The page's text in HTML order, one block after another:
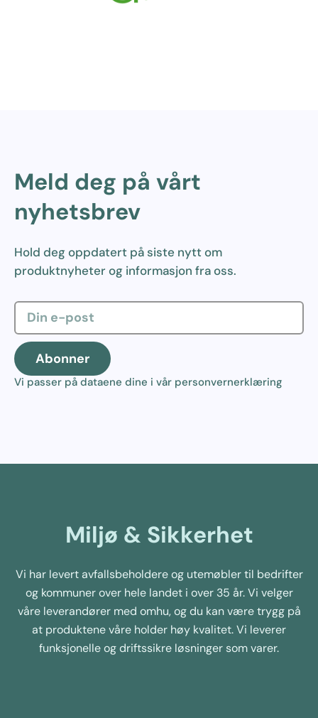
Meld deg på vårt
nyhetsbrev
Hold deg oppdatert på siste nytt om
produktnyheter og informasjon fra oss.
Abonner
Vi passer på dataene dine i vår personvernerklæring
Miljø & Sikkerhet
Vi har levert avfallsbeholdere og utemøbler til bedrifter
og kommuner over hele landet i over 35 år. Vi velger
våre leverandører med omhu, og du kan være trygg på
at produktene våre holder høy kvalitet. Vi leverer
funksjonelle og driftssikre løsninger som varer.